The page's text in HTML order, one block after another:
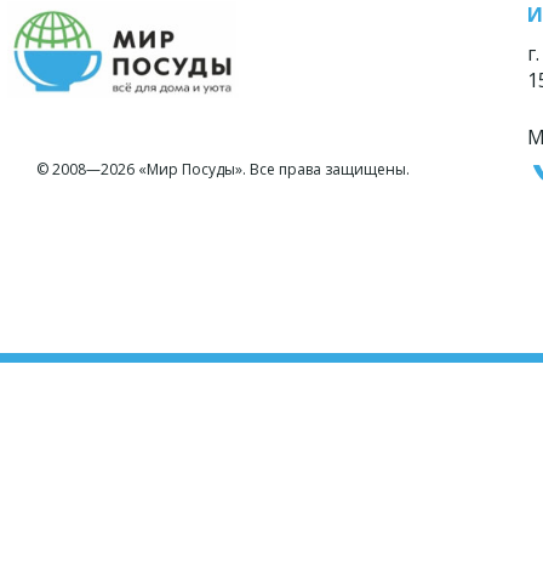
© 2008—2026 «Мир Посуды». Все права защищены.